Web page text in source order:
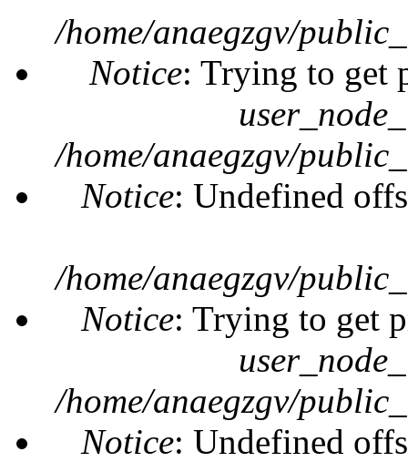
/home/anaegzgv/
Notice: Trying to get
/home/anaegzgv/
Notice: Undefined
/home/anaegzgv/
Notice: Trying to get
/home/anaegzgv/
Notice: Undefined